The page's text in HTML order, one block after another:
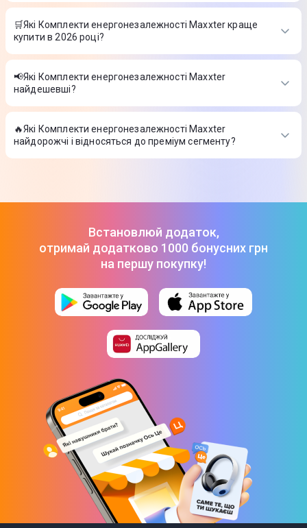
Вартість товарів в категорії Комплекти енергонезалежності
Maxxter в інтернет-магазині Цитрус
🛒Які Комплекти енергонезалежності Maxxter краще
купити в 2026 році?
Найкращі Комплекти енергонезалежності Maxxter в 2026
році на думку інтернет-магазину Цитрус
📢Які Комплекти енергонезалежності Maxxter
найдешевші?
На сьогодні найдешевші Комплекти енергонезалежності
Maxxter
🔥Які Комплекти енергонезалежності Maxxter
найдорожчі і відносяться до преміум сегменту?
Встановлюй додаток,
отримай додатково 1000 бонусних грн
на першу покупку!